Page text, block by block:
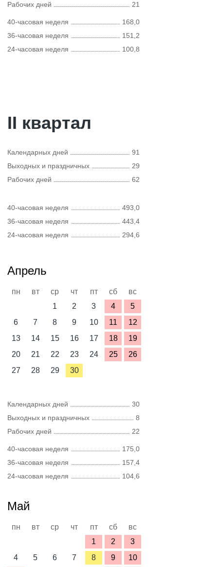
Рабочих дней
21
40-часовая неделя
168,0
36-часовая неделя
151,2
24-часовая неделя
100,8
II квартал
Календарных дней
91
Выходных и праздничных
29
Рабочих дней
62
40-часовая неделя
493,0
36-часовая неделя
443,4
24-часовая неделя
294,6
Апрель
пн вт ср чт пт сб
вс
1
2 3 4
5
6
7 8 9 10 11
12
13
14 15 16 17 18
19
20
21 22 23 24 25
26
27
28 29 30
Календарных дней
30
Выходных и праздничных
8
Рабочих дней
22
40-часовая неделя
175,0
36-часовая неделя
157,4
24-часовая неделя
104,6
Май
пн вт ср чт пт сб
вс
1
2
3
4
5 6 7 8 9
10